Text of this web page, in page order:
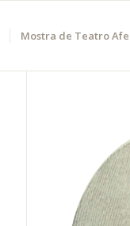
Mostra de Teatro